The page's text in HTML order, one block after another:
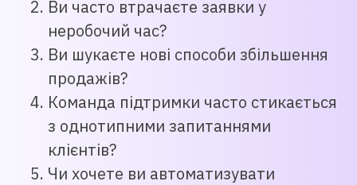
Ви часто втрачаєте заявки у
неробочий час?
Ви шукаєте нові способи збільшення
продажів?
Команда підтримки часто стикається
з однотипними запитаннями
клієнтів?
Чи хочете ви автоматизувати